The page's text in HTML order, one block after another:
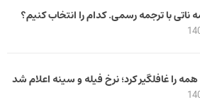
ناتی با ترجمه رسمی. کدام را انتخاب کنیم؟
را غافلگیر کرد؛ نرخ فیله و سینه اعلام شد